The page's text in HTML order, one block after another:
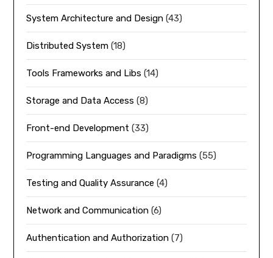
System Architecture and Design (43)
Distributed System (18)
Tools Frameworks and Libs (14)
Storage and Data Access (8)
Front-end Development (33)
Programming Languages and Paradigms (55)
Testing and Quality Assurance (4)
Network and Communication (6)
Authentication and Authorization (7)